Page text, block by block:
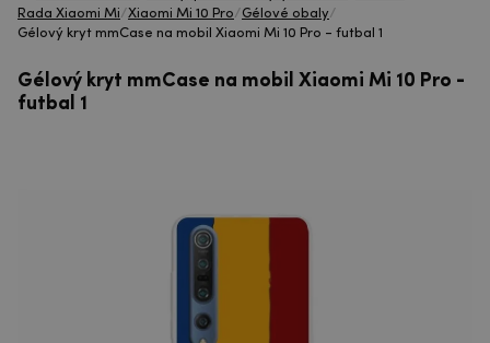
Rada Xiaomi Mi/Xiaomi Mi 10 Pro/Gélové obaly/
Gélový kryt mmCase na mobil Xiaomi Mi 10 Pro - futbal 1
Gélový kryt mmCase na mobil Xiaomi Mi 10 Pro -
futbal 1